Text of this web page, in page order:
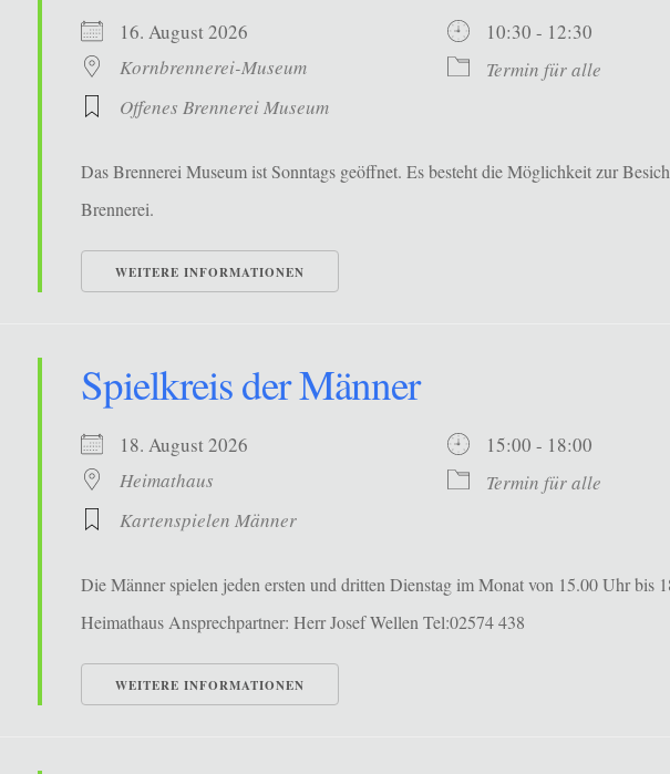
16. August 2026
10:30 - 12:30
Kornbrennerei-Museum
Termin für alle
Offenes Brennerei Museum
Das Brennerei Museum ist Sonntags geöffnet. Es besteht die Möglichkeit zur
Brennerei.
WEITERE INFORMATIONEN
Spielkreis der Männer
18. August 2026
15:00 - 18:00
Heimathaus
Termin für alle
Kartenspielen Männer
Die Männer spielen jeden ersten und dritten Dienstag im Monat von 15.00 Uhr bis
Heimathaus Ansprechpartner: Herr Josef Wellen Tel:02574 438
WEITERE INFORMATIONEN